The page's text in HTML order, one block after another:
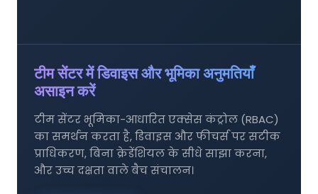
टीम सेंटर में डिवाइस और भूमिका अनुमतियाँ
असाइन करें
टीम सेंटर भूमिका-आधारित एक्सेस कंट्रोल (RBAC)
का समर्थन करता है, डिवाइस और फीचर्स पर सटीक
प्राधिकरण, बिना क्रेडेंशियल के सीधे साझा करना,
और उच्च दक्षता वाले बैच संचालन।